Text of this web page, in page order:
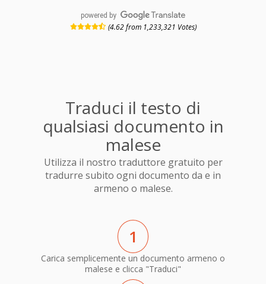
powered by
(4.62 from 1,233,321 Votes)
Traduci il testo di
qualsiasi documento in
malese
Utilizza il nostro traduttore gratuito per
tradurre subito ogni documento da e in
armeno o malese.
1
Carica semplicemente un documento armeno o
malese e clicca "Traduci"